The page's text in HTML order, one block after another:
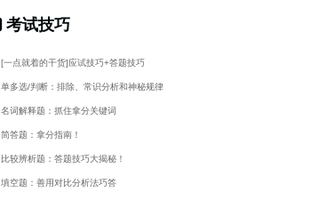
考试技巧
[一点就着的干货]应试技巧+答题技巧
单多选/判断：排除、常识分析和神秘规律
名词解释题：抓住拿分关键词
简答题：拿分指南！
比较辨析题：答题技巧大揭秘！
填空题：善用对比分析法巧答